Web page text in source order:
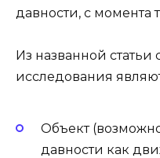
давности, с момента
Из названной статьи
исследования
Объект
давности как